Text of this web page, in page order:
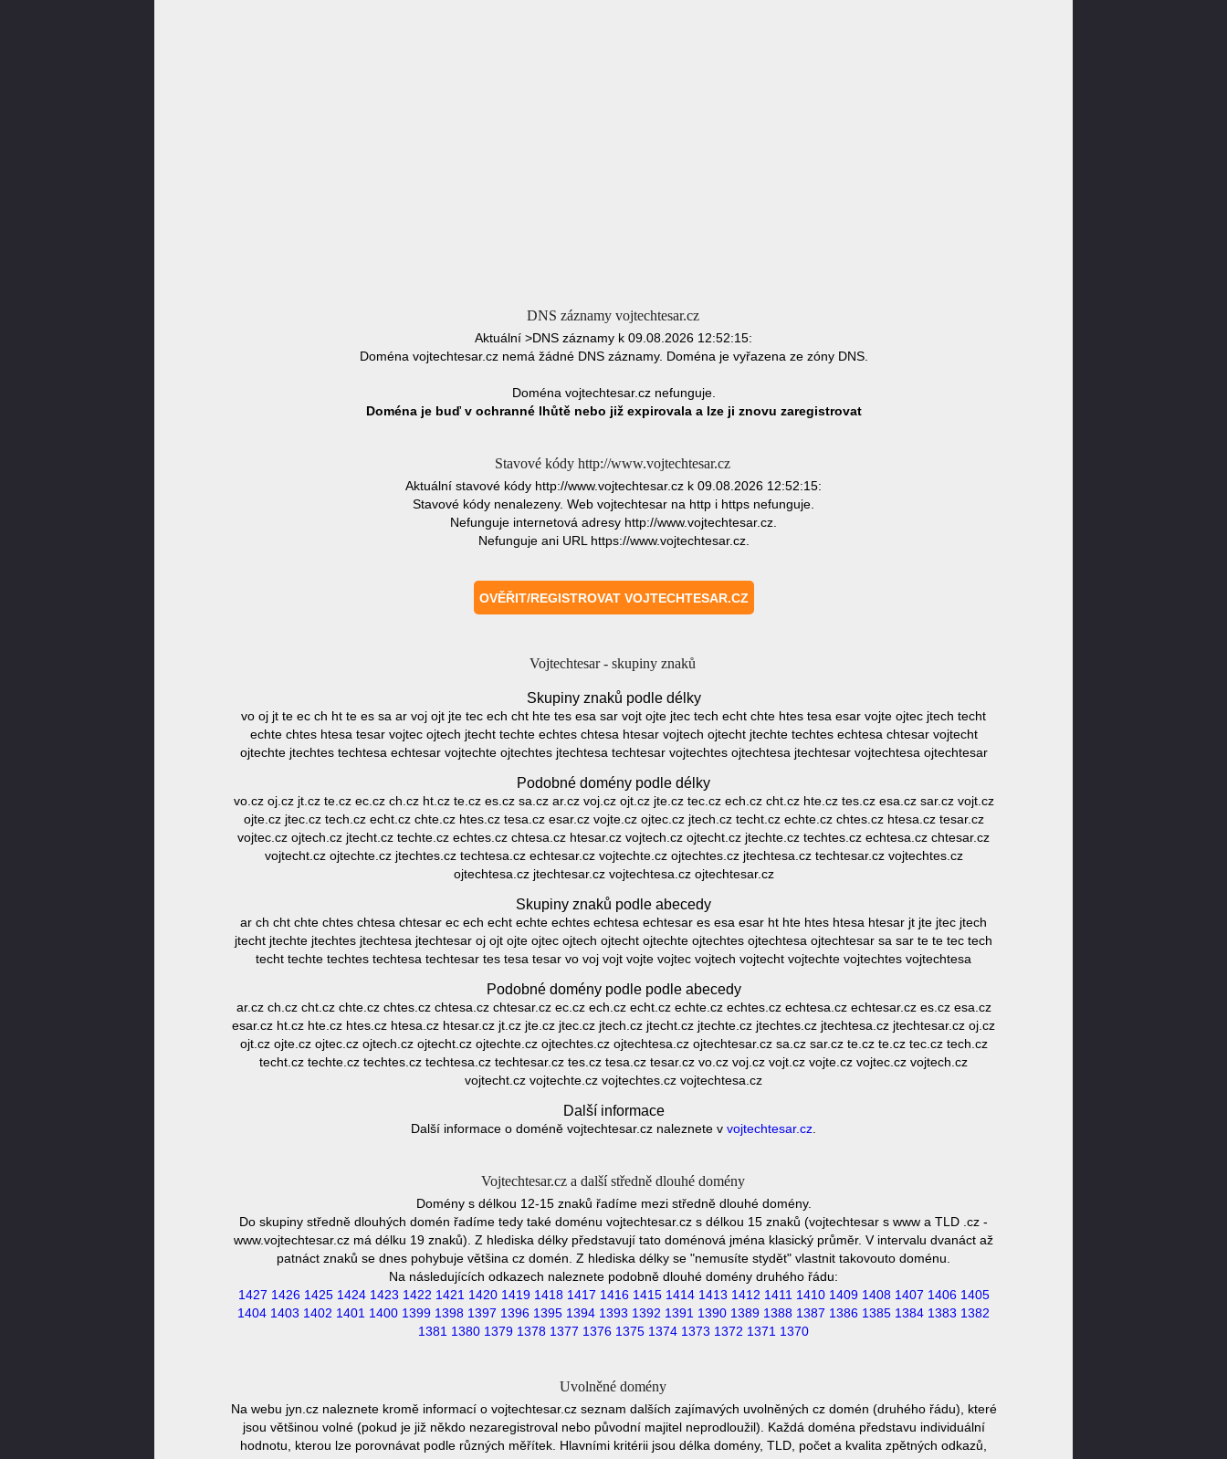
DNS záznamy vojtechtesar.cz
Aktuální >DNS záznamy k 09.08.2026 12:52:15:
Doména vojtechtesar.cz nemá žádné DNS záznamy. Doména je vyřazena ze zóny DNS.
Doména vojtechtesar.cz nefunguje.
Doména je buď v ochranné lhůtě nebo již expirovala a lze ji znovu zaregistrovat
Stavové kódy http://www.vojtechtesar.cz
Aktuální stavové kódy http://www.vojtechtesar.cz k 09.08.2026 12:52:15:
Stavové kódy nenalezeny. Web vojtechtesar na http i https nefunguje.
Nefunguje internetová adresy http://www.vojtechtesar.cz.
Nefunguje ani URL https://www.vojtechtesar.cz.
Vojtechtesar - skupiny znaků
Skupiny znaků podle délky
vo oj jt te ec ch ht te es sa ar voj ojt jte tec ech cht hte tes esa sar vojt ojte jtec tech echt chte htes tesa esar vojte ojtec jtech techt
echte chtes htesa tesar vojtec ojtech jtecht techte echtes chtesa htesar vojtech ojtecht jtechte techtes echtesa chtesar vojtecht
ojtechte jtechtes techtesa echtesar vojtechte ojtechtes jtechtesa techtesar vojtechtes ojtechtesa jtechtesar vojtechtesa ojtechtesar
Podobné domény podle délky
vo.cz oj.cz jt.cz te.cz ec.cz ch.cz ht.cz te.cz es.cz sa.cz ar.cz voj.cz ojt.cz jte.cz tec.cz ech.cz cht.cz hte.cz tes.cz esa.cz sar.cz vojt.cz
ojte.cz jtec.cz tech.cz echt.cz chte.cz htes.cz tesa.cz esar.cz vojte.cz ojtec.cz jtech.cz techt.cz echte.cz chtes.cz htesa.cz tesar.cz
vojtec.cz ojtech.cz jtecht.cz techte.cz echtes.cz chtesa.cz htesar.cz vojtech.cz ojtecht.cz jtechte.cz techtes.cz echtesa.cz chtesar.cz
vojtecht.cz ojtechte.cz jtechtes.cz techtesa.cz echtesar.cz vojtechte.cz ojtechtes.cz jtechtesa.cz techtesar.cz vojtechtes.cz
ojtechtesa.cz jtechtesar.cz vojtechtesa.cz ojtechtesar.cz
Skupiny znaků podle abecedy
ar ch cht chte chtes chtesa chtesar ec ech echt echte echtes echtesa echtesar es esa esar ht hte htes htesa htesar jt jte jtec jtech
jtecht jtechte jtechtes jtechtesa jtechtesar oj ojt ojte ojtec ojtech ojtecht ojtechte ojtechtes ojtechtesa ojtechtesar sa sar te te tec tech
techt techte techtes techtesa techtesar tes tesa tesar vo voj vojt vojte vojtec vojtech vojtecht vojtechte vojtechtes vojtechtesa
Podobné domény podle podle abecedy
ar.cz ch.cz cht.cz chte.cz chtes.cz chtesa.cz chtesar.cz ec.cz ech.cz echt.cz echte.cz echtes.cz echtesa.cz echtesar.cz es.cz esa.cz
esar.cz ht.cz hte.cz htes.cz htesa.cz htesar.cz jt.cz jte.cz jtec.cz jtech.cz jtecht.cz jtechte.cz jtechtes.cz jtechtesa.cz jtechtesar.cz oj.cz
ojt.cz ojte.cz ojtec.cz ojtech.cz ojtecht.cz ojtechte.cz ojtechtes.cz ojtechtesa.cz ojtechtesar.cz sa.cz sar.cz te.cz te.cz tec.cz tech.cz
techt.cz techte.cz techtes.cz techtesa.cz techtesar.cz tes.cz tesa.cz tesar.cz vo.cz voj.cz vojt.cz vojte.cz vojtec.cz vojtech.cz
vojtecht.cz vojtechte.cz vojtechtes.cz vojtechtesa.cz
Další informace
Další informace o doméně vojtechtesar.cz naleznete v vojtechtesar.cz
Vojtechtesar.cz a další středně dlouhé domény
Domény s délkou 12-15 znaků řadíme mezi středně dlouhé domény.
Do skupiny středně dlouhých domén řadíme tedy také doménu vojtechtesar.cz s délkou 15 znaků (vojtechtesar s www a TLD .cz -
www.vojtechtesar.cz má délku 19 znaků). Z hlediska délky představují tato doménová jména klasický průměr. V intervalu dvanáct až
patnáct znaků se dnes pohybuje většina cz domén. Z hlediska délky se "nemusíte stydět" vlastnit takovouto doménu.
Na následujících odkazech naleznete podobně dlouhé domény druhého řádu:
1427 1426 1425 1424 1423 1422 1421 1420 1419 1418 1417 1416 1415 1414 1413 1412 1411 1410 1409 1408 1407 1406 1405
1404 1403 1402 1401 1400 1399 1398 1397 1396 1395 1394 1393 1392 1391 1390 1389 1388 1387 1386 1385 1384 1383 1382
1381 1380 1379 1378 1377 1376 1375 1374 1373 1372 1371 1370
Uvolněné domény
Na webu jyn.cz naleznete kromě informací o vojtechtesar.cz seznam dalších zajímavých uvolněných cz domén (druhého řádu), které
jsou většinou volné (pokud je již někdo nezaregistroval nebo původní majitel neprodloužil). Každá doména představu individuální
hodnotu, kterou lze porovnávat podle různých měřítek. Hlavními kritérii jsou délka domény, TLD, počet a kvalita zpětných odkazů,